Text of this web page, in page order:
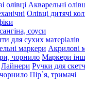
олівці Акварельні
Олівці дитячі
соуси
для сухих матеріалів
маркери Акрилові
чорнило Маркери
Лайнери Ручки для
Пір`я, тримачі